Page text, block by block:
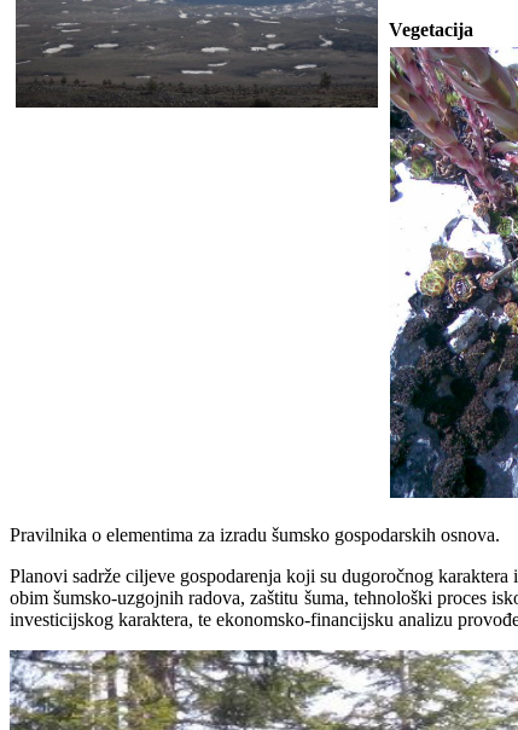
Vegetacija
Pravilnika o elementima za izradu šumsko gospodarskih osnova.
Planovi sadrže ciljeve gospodarenja koji su dugoročnog
obim šumsko-uzgojnih radova, zaštitu šuma, tehnološki proces
investicijskog karaktera, te ekonomsko-financijsku analizu